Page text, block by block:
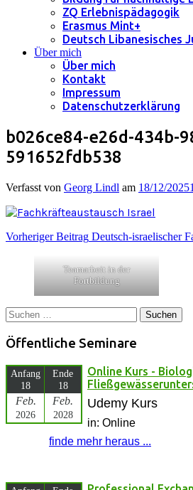
ZQ Erlebnispädagogik
Erasmus Mint+
Deutsch Libanesisches
Über mich
Über mich
Kontakt
Impressum
Datenschutzerklärung
b026ce84-e26d-434b-
591652fdb538
Verfasst von Georg Lindl am 18/12/2025
Beitragsnavigation
Vorheriger Beitrag Deutsch-israelischer
Teamarbeit in der
Fortbildung
Suchen
nach:
Öffentliche Seminare
Anfang
18
Feb.
2026
Ende
18
Feb.
2028
Online Kurs -
Udemy Kurs
in: Online
finde mehr heraus ...